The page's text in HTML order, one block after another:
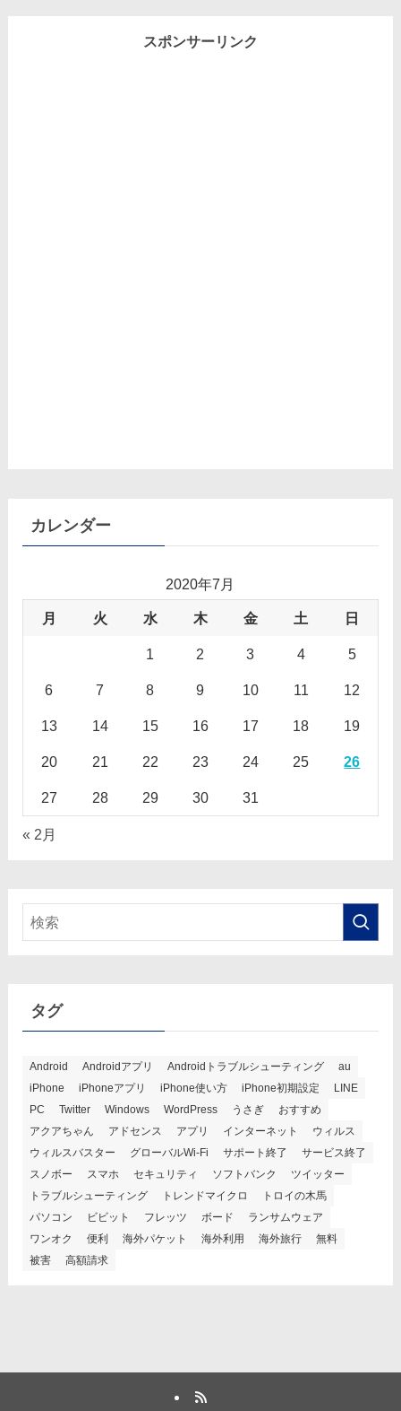
スポンサーリンク
カレンダー
2020年7月
月 火 水 木 金 土 日
1 2 3 4 5
6 7 8 9 10 11 12
13 14 15 16 17 18 19
20 21 22 23 24 25 26
27 28 29 30 31
« 2月
タグ
Android Androidアプリ Androidトラブルシューティング
au
iPhone
iPhoneアプリ iPhone使い方 iPhone初期設定
LINE
PC
Twitter Windows WordPress うさぎ
おすすめ
アクアちゃん
アドセンス アプリ インターネット
ウィルス
ウィルスバスター
グローバルWi-Fi サポート終了
サービス終了
スノボー
スマホ セキュリティ ソフトバンク
ツイッター
トラブルシューティング
トレンドマイクロ
トロイの木馬
パソコン
ビビット フレッツ ボード
ランサムウェア
ワンオク
便利 海外パケット 海外利用 海外旅行
無料
被害
高額請求